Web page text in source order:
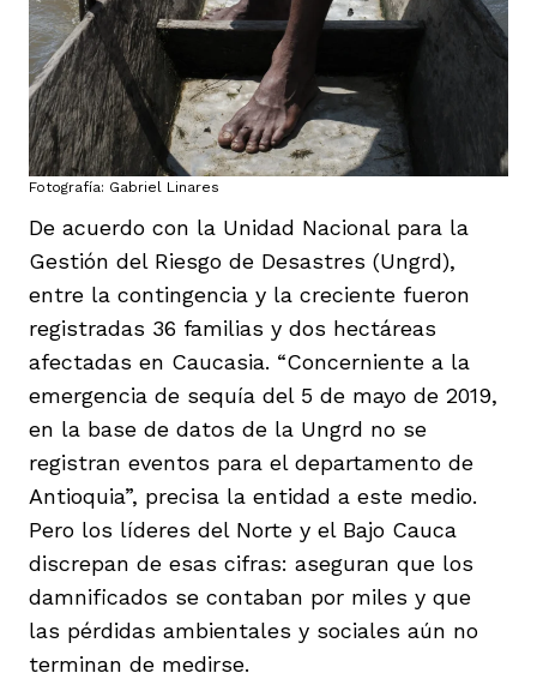
Fotografía: Gabriel Linares
De acuerdo con la Unidad Nacional para la
Gestión del Riesgo de Desastres (Ungrd),
entre la contingencia y la creciente fueron
registradas 36 familias y dos hectáreas
afectadas en Caucasia. “Concerniente a la
emergencia de sequía del 5 de mayo de 2019,
en la base de datos de la Ungrd no se
registran eventos para el departamento de
Antioquia”, precisa la entidad a este medio.
Pero los líderes del Norte y el Bajo Cauca
discrepan de esas cifras: aseguran que los
damnificados se contaban por miles y que
las pérdidas ambientales y sociales aún no
terminan de medirse.